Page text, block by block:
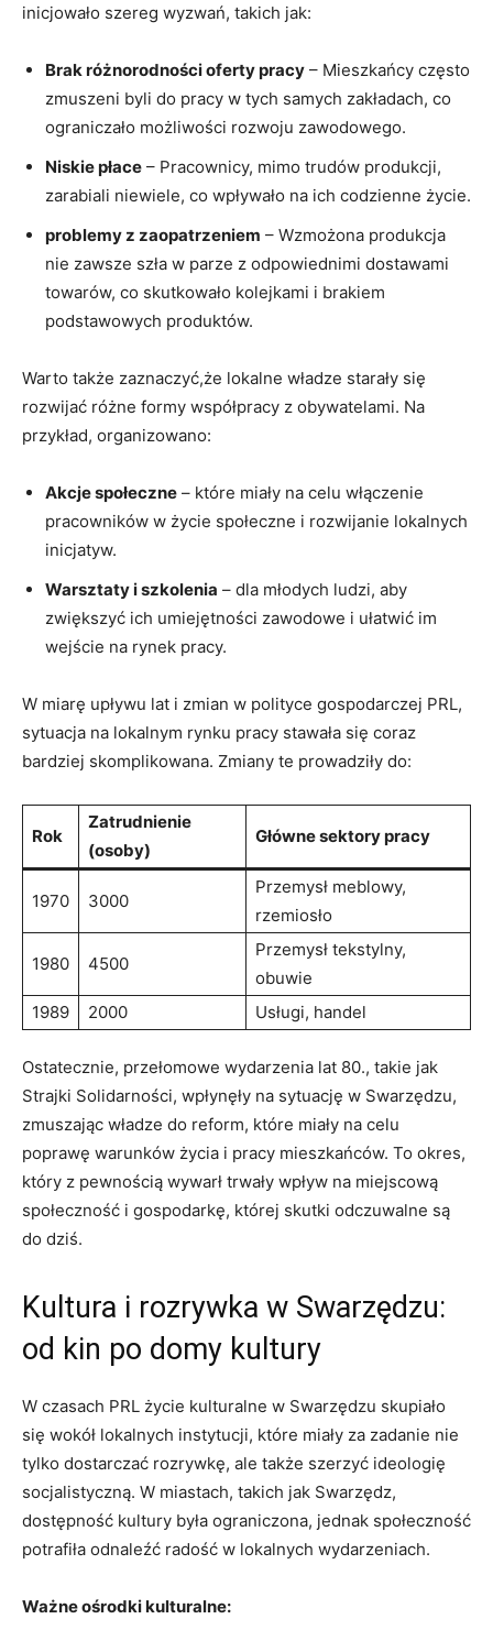
inicjowało szereg wyzwań, takich jak:
Brak różnorodności oferty pracy – Mieszkańcy często
zmuszeni byli do pracy w tych samych zakładach, co
ograniczało możliwości rozwoju zawodowego.
Niskie płace – Pracownicy, mimo trudów produkcji,
zarabiali niewiele, co wpływało na ich codzienne życie.
problemy z zaopatrzeniem – Wzmożona produkcja
nie zawsze szła w parze z odpowiednimi dostawami
towarów, co skutkowało kolejkami i brakiem
podstawowych produktów.
Warto także zaznaczyć,że lokalne władze starały się
rozwijać różne formy współpracy z obywatelami. Na
przykład, organizowano:
Akcje społeczne – które miały na celu włączenie
pracowników w życie społeczne i rozwijanie lokalnych
inicjatyw.
Warsztaty i szkolenia – dla młodych ludzi, aby
zwiększyć ich umiejętności zawodowe i ułatwić im
wejście na rynek pracy.
W miarę upływu lat i zmian w polityce gospodarczej PRL,
sytuacja na lokalnym rynku pracy stawała się coraz
bardziej skomplikowana. Zmiany te prowadziły do:
Rok
Zatrudnienie
(osoby)
Główne sektory pracy
1970 3000
Przemysł meblowy,
rzemiosło
1980 4500
Przemysł tekstylny,
obuwie
1989
2000 Usługi, handel
Ostatecznie, przełomowe wydarzenia lat 80., takie jak
Strajki Solidarności, wpłynęły na sytuację w Swarzędzu,
zmuszając władze do reform, które miały na celu
poprawę warunków życia i pracy mieszkańców. To okres,
który z pewnością wywarł trwały wpływ na miejscową
społeczność i gospodarkę, której skutki odczuwalne są
do dziś.
Kultura i rozrywka w Swarzędzu:
od kin po domy kultury
W czasach PRL życie kulturalne w Swarzędzu skupiało
się wokół lokalnych instytucji, które miały za zadanie nie
tylko dostarczać rozrywkę, ale także szerzyć ideologię
socjalistyczną. W miastach, takich jak Swarzędz,
dostępność kultury była ograniczona, jednak społeczność
potrafiła odnaleźć radość w lokalnych wydarzeniach.
Ważne ośrodki kulturalne: